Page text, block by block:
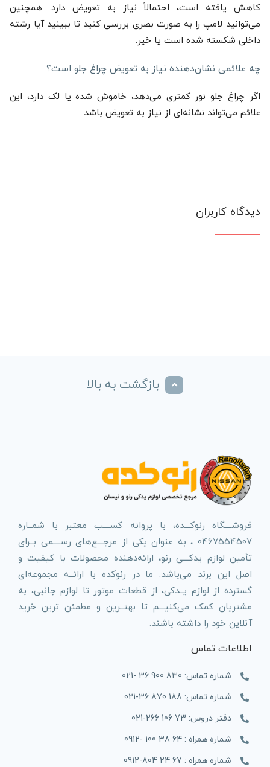
کاهش یافته است، احتمالاً نیاز به تعویض دارد. همچنین
می‌توانید لامپ را به صورت بصری بررسی کنید تا ببینید آیا رشته
داخلی شکسته شده است یا خیر.
چه علائمی نشان‌دهنده نیاز به تعویض چراغ جلو است؟
اگر چراغ جلو نور کمتری می‌دهد، خاموش شده یا لک دارد، این
علائم می‌تواند نشانه‌ای از نیاز به تعویض باشد.
دیدگاه کاربران
بازگشت به بالا
فروشــــگاه رنوکـــده، با پروانه کســــب معتبر با شمــاره
0467554507 ، به عنوان یکی از مرجـــع‌های رســــمی بــرای
تأمین لوازم یدکـــی رنو، ارائه‌دهنده محصولات با کیفیت و
اصل این برند می‌باشد. ما در رنوکده با ارائــه مجموعه‌ای
گسترده از لوازم یــدکی، از قطعات موتور تا لوازم جانبی، به
مشتریان کمک می‌کنیـــم تا بهتــرین و مطمئن ترین خرید
آنلاین خود را داشته باشند.
اطلاعات تماس
شماره تماس: 830 900 36 -021
شماره تماس: 188 870 36-021
دفتر دروس: 73 106 266-021
شماره همراه : 64 38 100 -0912
شماره همراه : 67 24 804-0912